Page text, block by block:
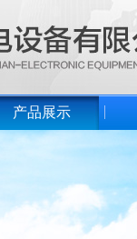
产品展示